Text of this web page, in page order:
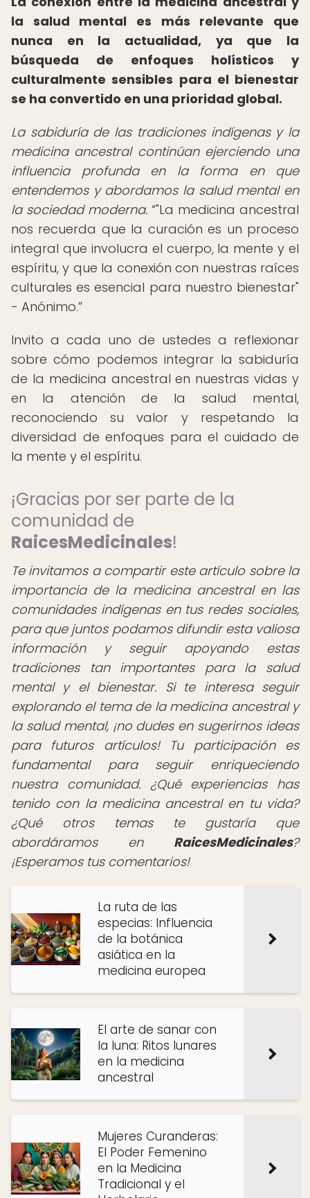
la salud mental es más relevante que
nunca en la actualidad, ya que la
búsqueda de enfoques holísticos y
culturalmente sensibles para el bienestar
se ha convertido en una prioridad global.
La sabiduría de las tradiciones indígenas y la
medicina ancestral continúan ejerciendo una
influencia profunda en la forma en que
entendemos y abordamos la salud mental en
la sociedad moderna. "La medicina ancestral
nos recuerda que la curación es un proceso
integral que involucra el cuerpo, la mente y el
espíritu, y que la conexión con nuestras raíces
culturales es esencial para nuestro bienestar"
- Anónimo.
Invito a cada uno de ustedes a reflexionar
sobre cómo podemos integrar la sabiduría
de la medicina ancestral en nuestras vidas y
en la atención de la salud mental,
reconociendo su valor y respetando la
diversidad de enfoques para el cuidado de
la mente y el espíritu.
¡Gracias por ser parte de la
comunidad de
RaicesMedicinales!
Te invitamos a compartir este artículo sobre la
importancia de la medicina ancestral en las
comunidades indígenas en tus redes sociales,
para que juntos podamos difundir esta valiosa
información y seguir apoyando estas
tradiciones tan importantes para la salud
mental y el bienestar. Si te interesa seguir
explorando el tema de la medicina ancestral y
la salud mental, ¡no dudes en sugerirnos ideas
para futuros artículos! Tu participación es
fundamental para seguir enriqueciendo
nuestra comunidad. ¿Qué experiencias has
tenido con la medicina ancestral en tu vida?
¿Qué otros temas te gustaría que
abordáramos en RaicesMedicinales?
¡Esperamos tus comentarios!
La ruta de las
especias: Influencia
de la botánica
asiática en la
medicina europea
El arte de sanar con
la luna: Ritos lunares
en la medicina
ancestral
Mujeres Curanderas:
El Poder Femenino
en la Medicina
Tradicional y el